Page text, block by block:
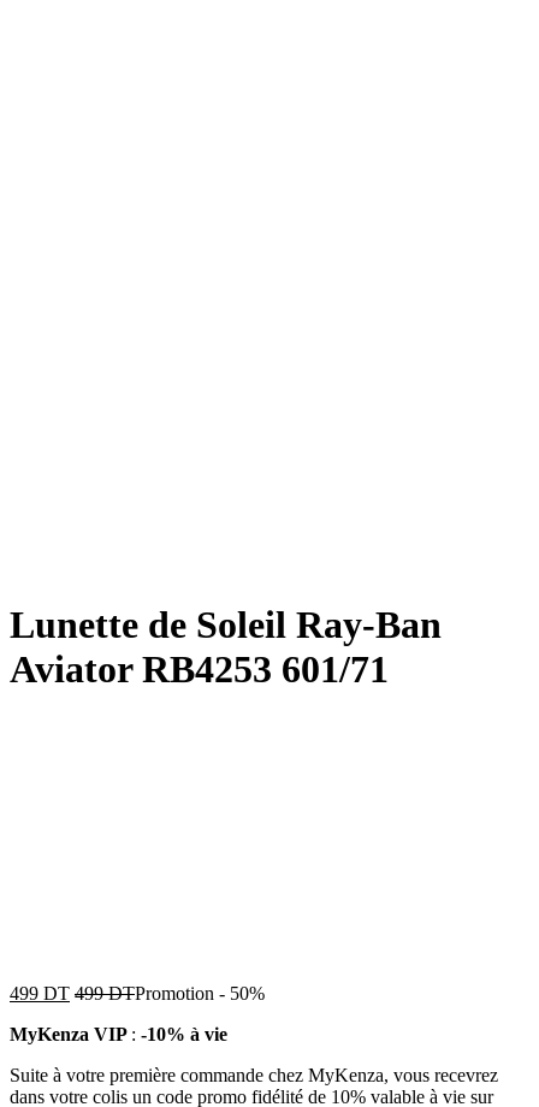
Lunette de Soleil Ray-Ban
Aviator RB4253 601/71
499 DT 499DTPromotion - 50%
MyKenza VIP : -10% à vie
Suite à votre première commande chez MyKenza, vous recevrez
dans votre colis un code promo fidélité de 10% valable à vie sur